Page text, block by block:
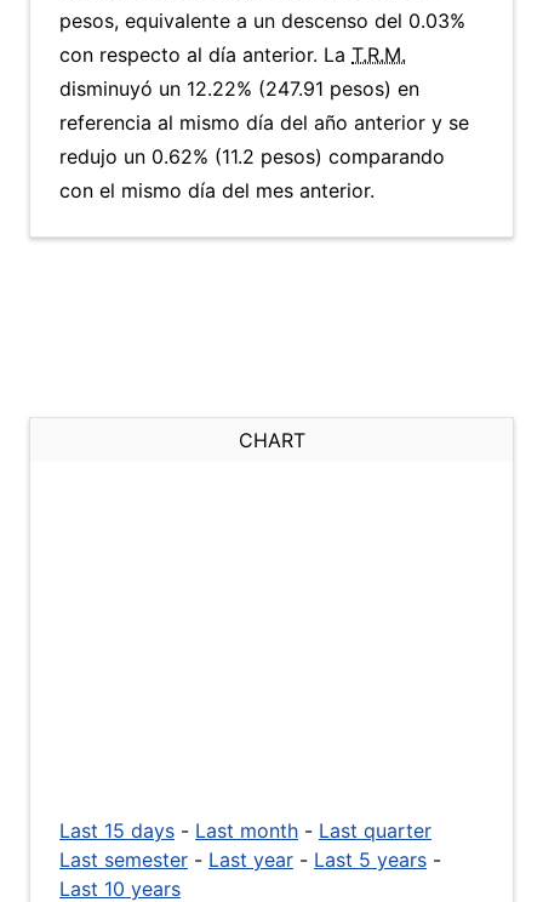
pesos, equivalente a un descenso del 0.03%
con respecto al día anterior. La T.R.M.
disminuyó un 12.22% (247.91 pesos) en
referencia al mismo día del año anterior y se
redujo un 0.62% (11.2 pesos) comparando
con el mismo día del mes anterior.
CHART
Last 15 days - Last month - Last quarter
Last semester - Last year - Last 5 years -
Last 10 years